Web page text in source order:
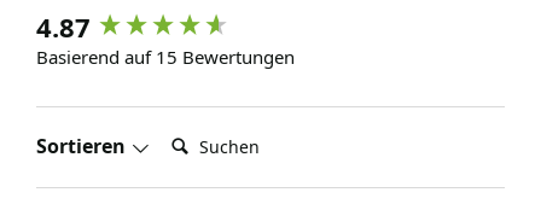
4.87
Basierend auf 15 Bewertungen
Sortieren Suchen: